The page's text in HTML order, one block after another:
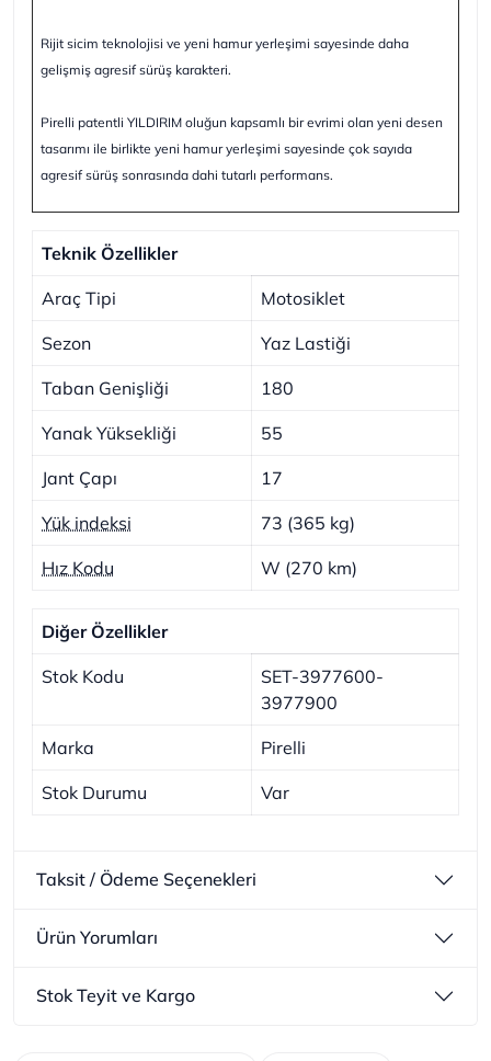
Rijit sicim teknolojisi ve yeni hamur yerleşimi sayesinde daha
gelişmiş agresif sürüş karakteri.
Pirelli patentli YILDIRIM oluğun kapsamlı bir evrimi olan yeni desen
tasarımı ile birlikte yeni hamur yerleşimi sayesinde çok sayıda
agresif sürüş sonrasında dahi tutarlı performans.
Teknik Özellikler
Araç Tipi Motosiklet
Sezon Yaz Lastiği
Taban Genişliği 180
Yanak Yüksekliği 55
Jant Çapı 17
Yük indeksi 73 (365 kg)
Hız Kodu W (270 km)
Diğer Özellikler
Stok Kodu
SET-3977600-
3977900
Marka Pirelli
Stok Durumu Var
Taksit / Ödeme Seçenekleri
Ürün Yorumları
Stok Teyit ve Kargo